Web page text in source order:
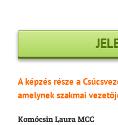
A képzés része a
amelynek szakmai
Komócsin Laura MCC